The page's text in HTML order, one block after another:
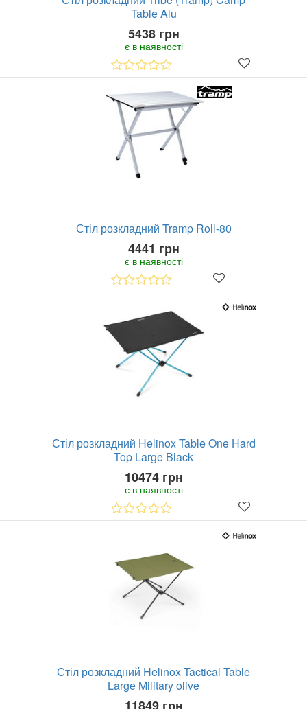
Table Alu
5438 грн
є в наявності
Стіл розкладний Tramp Roll-80
4441 грн
є в наявності
Стіл розкладний Helinox Table One Hard
Top Large Black
10474 грн
є в наявності
Стіл розкладний Helinox Tactical Table
Large Military olive